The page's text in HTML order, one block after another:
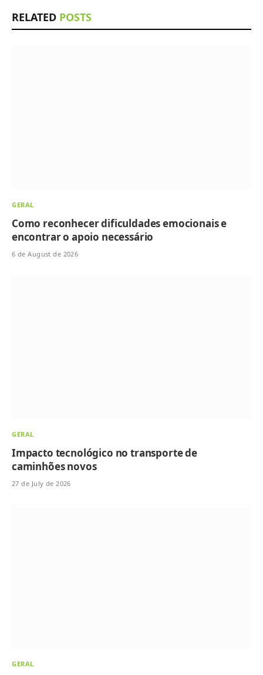
RELATED POSTS
GERAL
Como reconhecer dificuldades emocionais e
encontrar o apoio necessário
6 de August de 2026
GERAL
Impacto tecnológico no transporte de
caminhões novos
27 de July de 2026
GERAL